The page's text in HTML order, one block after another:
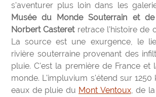
s'aventurer plus loin dans les
Musée du Monde Souterrain et
Norbert Casteretretrace l'histoire de
La source est une exurgence, le
rivière souterraine provenant des
pluie. C'est la première de France et
monde. L'impluvium s'étend sur 1250
eaux de pluie du Mont Ventoux, de